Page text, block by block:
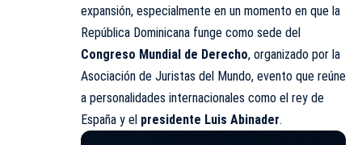
expansión, especialmente en un momento en que la
República Dominicana funge como sede del
Congreso Mundial de Derecho, organizado por la
Asociación de Juristas del Mundo, evento que reúne
a personalidades internacionales como el rey de
España y el presidente Luis Abinader.